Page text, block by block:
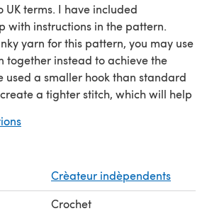
UK terms. I have included
with instructions in the pattern.
yarn for this pattern, you may use
together instead to achieve the
used a smaller hook than standard
a tighter stitch, which will help
be approximately 10cm in
colour eg. green or red yarn, green
yarn for the stalk and pips. Less
Crèateur indèpendents
Crochet